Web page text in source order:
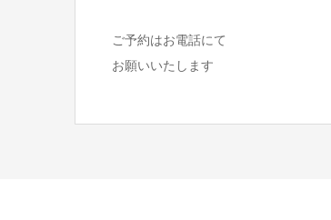
ご予約はお電話にて
お願いいたします